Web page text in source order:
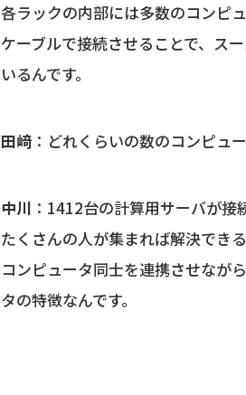
各ラックの内部には多数のコンピ
ケーブルで接続させることで、ス
いるんです。
田﨑 ：どれくらいの数のコンピュ
中川 ：1412台の計算用サーバが接
たくさんの人が集まれば解決でき
コンピュータ同士を連携させなが
タの特徴なんです。